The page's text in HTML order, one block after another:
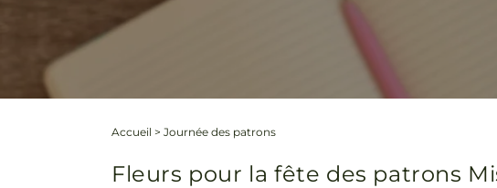
Accueil > Journée des patrons
Fleurs pour la fête des patrons